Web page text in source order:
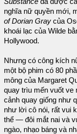
nghĩa nữ quyền mới,
of Dorian Gray của
khoái lạc của Wilde
Hollywood.
Nhưng có công kích
một bộ phim có 80
mông của Margaret
quay trìu mến vuốt ve
cảnh quay giống như
như lời cô nói, rất vui
thể — đôi mắt nai và
ngào, nhạo báng và